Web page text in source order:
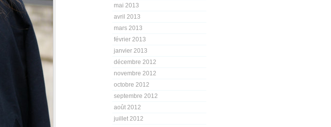
mai 2013
avril 2013
mars 2013
février 2013
janvier 2013
décembre 2012
novembre 2012
octobre 2012
septembre 2012
août 2012
juillet 2012